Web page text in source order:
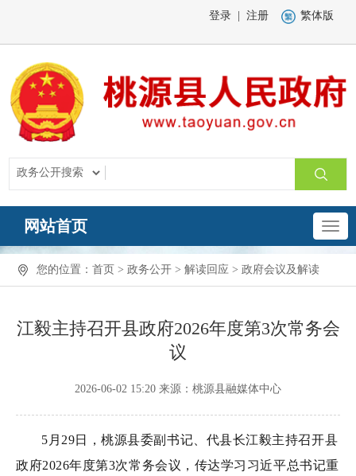
登录 注册 繁体版
网站首页
您的位置： 首页 > 政务公开 > 解读回应 > 政府会议及解读
江毅主持召开县政府2026年度第3次常务会
议
2026-06-02 15:20 来源：桃源县融媒体中心
5月29日，桃源县委副书记、代县长江毅主持召开县
政府2026年度第3次常务会议，传达学习习近平总书记重